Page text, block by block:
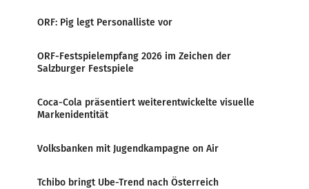
ORF: Pig legt Personalliste vor
ORF-Festspielempfang 2026 im Zeichen der
Salzburger Festspiele
Coca-Cola präsentiert weiterentwickelte visuelle
Markenidentität
Volksbanken mit Jugendkampagne on Air
Tchibo bringt Ube-Trend nach Österreich